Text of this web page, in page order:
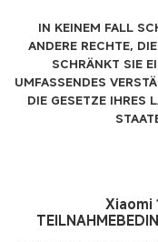
IN KEINEM FALL
ANDERE RECHTE,
SCHRÄNKT SIE
UMFASSENDES
DIE GESETZE IHRES
Xiaomi